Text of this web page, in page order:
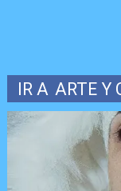
IR A ARTE Y